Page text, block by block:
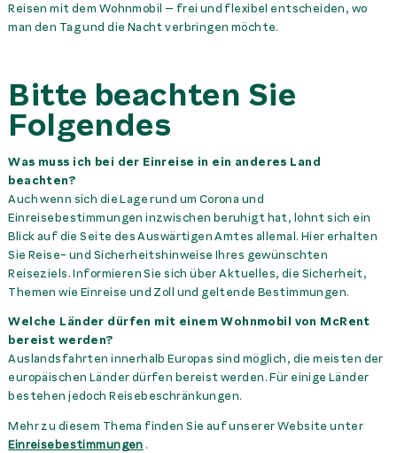
Reisen mit dem Wohnmobil – frei und flexibel entscheiden, wo
man den Tag und die Nacht verbringen möchte.
Bitte beachten Sie
Folgendes
Was muss ich bei der Einreise in ein anderes Land
beachten?
Auch wenn sich die Lage rund um Corona und
Einreisebestimmungen inzwischen beruhigt hat, lohnt sich ein
Blick auf die Seite des Auswärtigen Amtes allemal. Hier erhalten
Sie Reise- und Sicherheitshinweise Ihres gewünschten
Reiseziels. Informieren Sie sich über Aktuelles, die Sicherheit,
Themen wie Einreise und Zoll und geltende Bestimmungen.
Welche Länder dürfen mit einem Wohnmobil von McRent
bereist werden?
Auslandsfahrten innerhalb Europas sind möglich, die meisten der
europäischen Länder dürfen bereist werden. Für einige Länder
bestehen jedoch Reisebeschränkungen.
Mehr zu diesem Thema finden Sie auf unserer Website unter
Einreisebestimmungen .